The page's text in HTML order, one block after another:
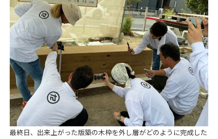
最終日、出来上がった版築の木枠を外し層がどのように完成した